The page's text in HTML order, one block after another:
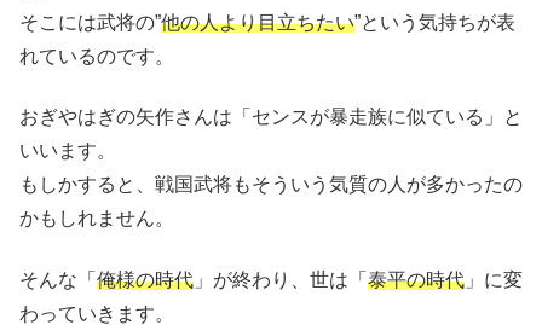
そこには武将の”他の人より目立ちたい”という気持ちが表
れているのです。
おぎやはぎの矢作さんは「センスが暴走族に似ている」と
いいます。
もしかすると、戦国武将もそういう気質の人が多かったの
かもしれません。
そんな「 俺様の時代 」が終わり、世は「 泰平の時代 」に変
わっていきます。